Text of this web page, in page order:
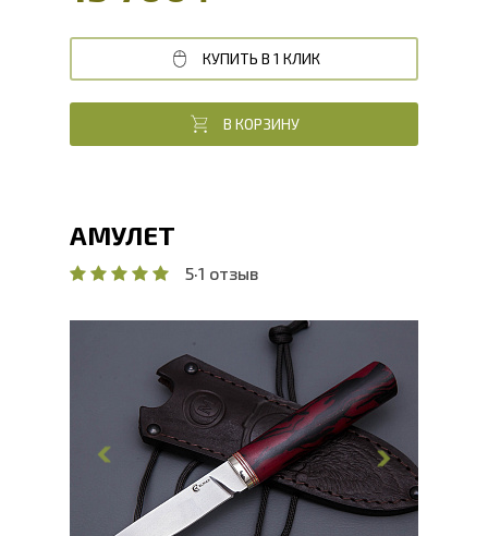
КУПИТЬ В 1 КЛИК
В КОРЗИНУ
АМУЛЕТ
5·1 отзыв
Общая длина, мм
200
Длина клинка, мм
90
Ширина клинка, мм
Толщина обуха, мм
3
Ширина рукояти, мм
23
Длина рукояти, мм
110
Толщина рукояти, мм
19
Твердость клинка, HRC